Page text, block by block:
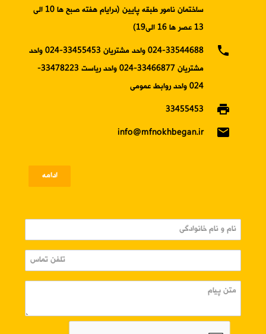
ساختمان نامور طبقه پایین (درایام هفته صبح ها 10 الی
13 عصر ها 16 الی19)
phone
024-33544688 واحد مشتریان 33455453-024 واحد
مشتریان 33466877-024 واحد ریاست 33478223-
024 واحد روابط عمومی
print
33455453
email
info@mfnokhbegan.ir
ادامه